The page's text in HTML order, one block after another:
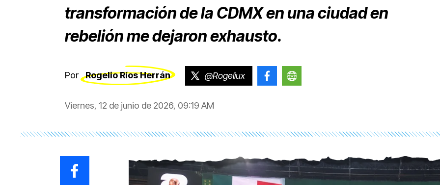
transformación de la CDMX en una ciudad en
rebelión me dejaron exhausto.
Por Rogelio Ríos Herrán @Rogeliux @rogelioriosherran
Viernes, 12 de junio de 2026, 09:19 AM